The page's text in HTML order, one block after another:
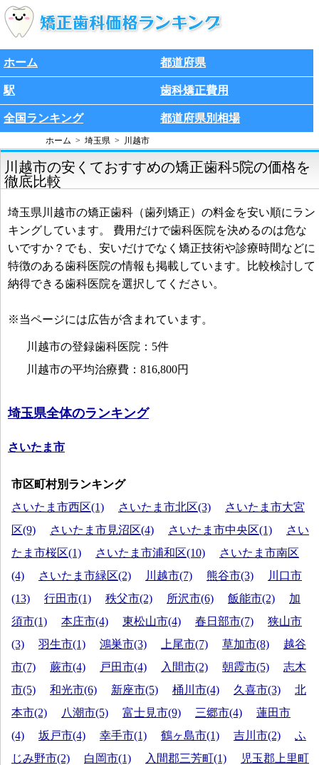
ホーム 都道府県
駅 歯科矯正費用
全国ランキング 都道府県別相場
ホーム 埼玉県 川越市
川越市の安くておすすめの矯正歯科5院の価格を
徹底比較
埼玉県川越市の矯正歯科（歯列矯正）の料金を安い順にラン
キングしています。 費用だけで歯科医院を決めるのは危な
いですか？でも、安いだけでなく矯正技術や診療時間などに
特徴のある歯科医院の情報も掲載しています。比較検討して
納得できる歯科医院を選択してください。
※当ページには広告が含まれています。
川越市の登録歯科医院：5件
川越市の平均治療費：816,800円
埼玉県全体のランキング
さいたま市
市区町村別ランキング
さいたま市西区(1)
さいたま市北区(3)
さいたま市大宮
区(9)
さいたま市見沼区(4) さいたま市中央区(1)
さい
たま市桜区(1)
さいたま市浦和区(10)
さいたま市南区
(4)
さいたま市緑区(2) 川越市(7) 熊谷市(3)
川口市
(13)
行田市(1) 秩父市(2) 所沢市(6) 飯能市(2)
加
須市(1)
本庄市(4) 東松山市(4) 春日部市(7)
狭山市
(3)
羽生市(1) 鴻巣市(3) 上尾市(7) 草加市(8)
越谷
市(7)
蕨市(4) 戸田市(4) 入間市(2) 朝霞市(5)
志木
市(5)
和光市(6) 新座市(5) 桶川市(4) 久喜市(3)
北
本市(2)
八潮市(5) 富士見市(9) 三郷市(4)
蓮田市
(4)
坂戸市(4) 幸手市(1) 鶴ヶ島市(1) 吉川市(2)
ふ
じみ野市(2)
白岡市(1) 入間郡三芳町(1)
児玉郡上里町